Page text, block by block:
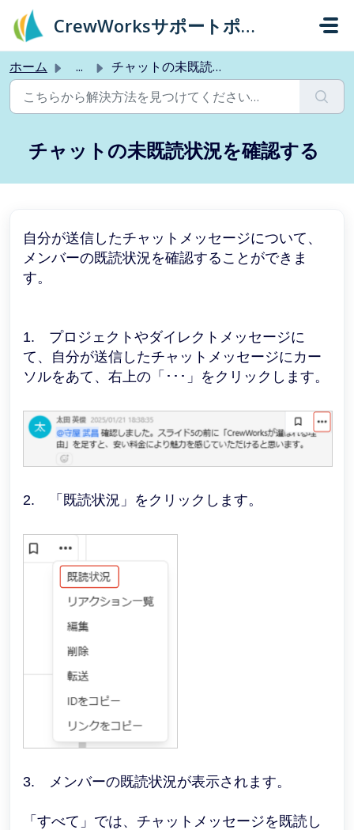
メインコンテンツに移動
CrewWorksサポートポータル
ホーム ... チャットの未既読状況を確認する
チャットの未既読状況を確認する
自分が送信したチャットメッセージについて、
メンバーの既読状況を確認することができま
す。
1. プロジェクトやダイレクトメッセージに
て、自分が送信したチャットメッセージにカー
ソルをあて、右上の「･･･」をクリックします。
2. 「既読状況」をクリックします。
3. メンバーの既読状況が表示されます。
「すべて」では、チャットメッセージを既読し